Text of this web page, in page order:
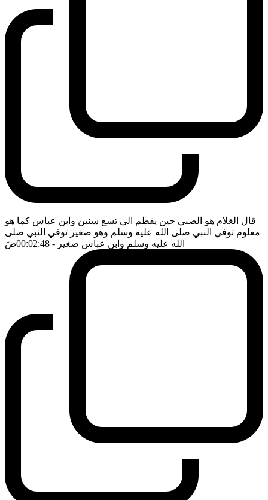
قال الغلام هو الصبي حين يفطم الى تسع سنين وابن عباس كما هو
معلوم توفي النبي صلى الله عليه وسلم وهو صغير توفي النبي صلى
الله عليه وسلم وابن عباس صغير - 00:02:48 ضَ